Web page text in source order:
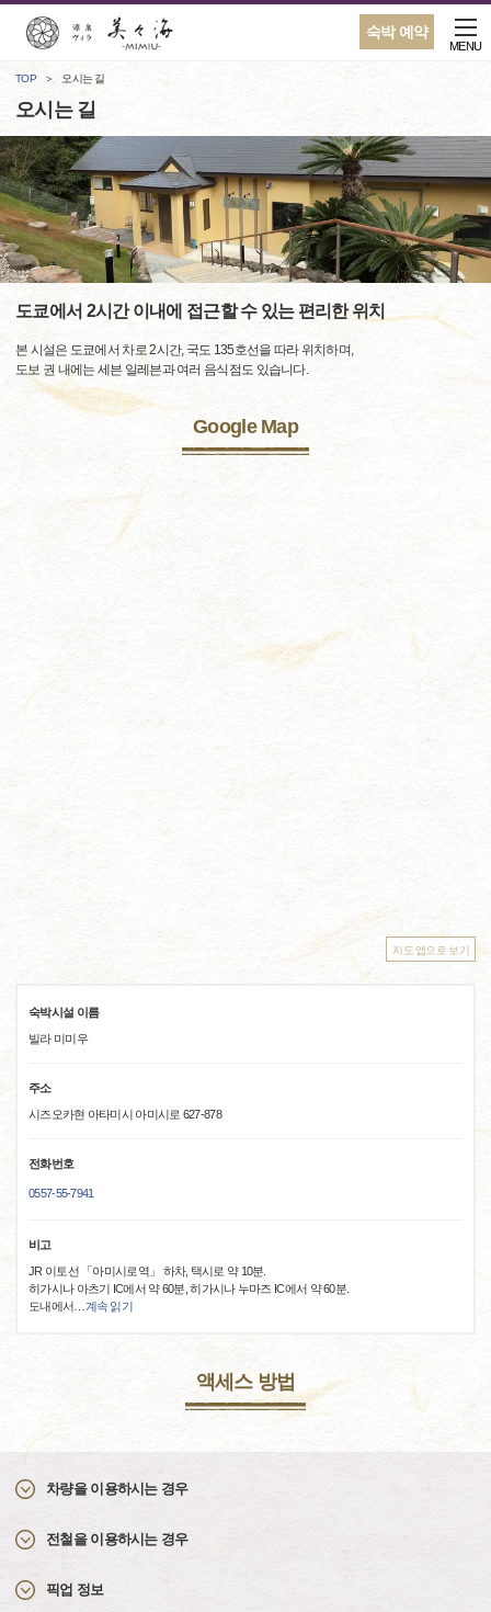
숙박 예약
MENU
TOP 오시는 길
오시는 길
도쿄에서 2시간 이내에 접근할 수 있는 편리한 위치
본 시설은 도쿄에서 차로 2시간, 국도 135호선을 따라 위치하며,
도보 권 내에는 세븐 일레븐과 여러 음식점도 있습니다.
Google Map
지도 앱으로 보기
숙박시설 이름
빌라 미미우
주소
시즈오카현 아타미시 아미시로 627-878
전화번호
0557-55-7941
비고
JR 이토선 「아미시로역」 하차, 택시로 약 10분.
히가시나 아츠기 IC에서 약 60분, 히가시나 누마즈 IC에서 약 60분.
도내에서
계속 읽기
액세스 방법
차량을 이용하시는 경우
전철을 이용하시는 경우
픽업 정보